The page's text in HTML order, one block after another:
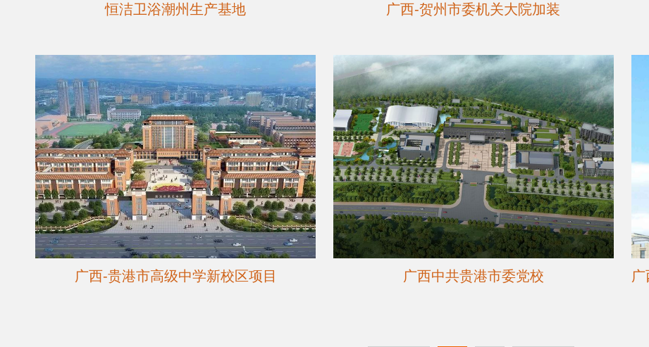
恒洁卫浴潮州生产基地 广西-贺州市委机关大院加装
广西-贵港市高级中学新校区项目 广西中共贵港市委党校